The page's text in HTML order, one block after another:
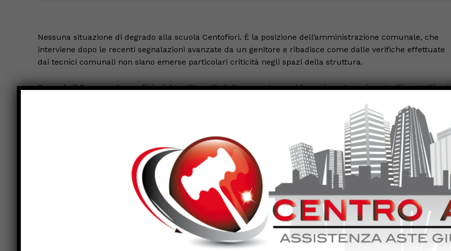
Nessuna situazione di degrado alla scuola Centofiori. È la posizione dell’amministrazione comunale, che
interviene dopo le recenti segnalazioni avanzate da un genitore e ribadisce come dalle verifiche effettuate
dai tecnici comunali non siano emerse particolari criticità negli spazi della struttura.
Secondo il Comune, le condizioni descritte nella lettera non troverebbero riscontro nei controlli eseguiti nei
situazione della scuola rischino di trasmettere un’immagine non corrispondente alla realtà dell’istituto.
Nella nota viene precisato che, pur trattandosi di un edificio scolastico realizzato diversi anni fa e quindi
caratterizzato da limiti strutturali legati all’epoca della costruzione, tra Comune e dirigenza scolastica è
sempre esistito un rapporto di collaborazione costante. Gli uffici comunali ricordano inoltre che le
richieste di manutenzione provenienti dalla scuola sono state affrontate nel tempo attraverso gli interventi
Un altro aspetto affrontato riguarda la richiesta di attivare attività educative estive negli spazi della
Centofiori. L’amministrazione ritiene adeguata l’offerta già presente sul territorio e sottolinea di sostenere le
famiglie attraverso un sistema di agevolazioni economiche legate all’Isee.